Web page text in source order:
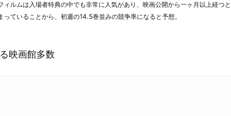
ルムは入場者特典の中でも非常に人気があり、映画公開から一ヶ月以上経つと
ていることから、初週の14.5巻並みの競争率になると予想。
映画館多数